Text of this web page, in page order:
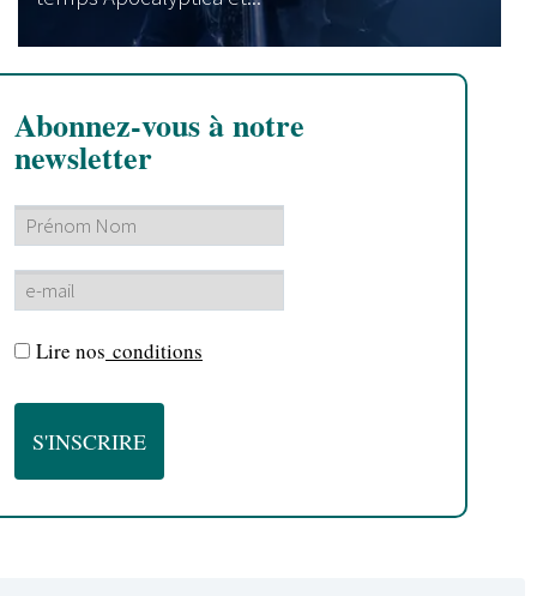
Abonnez-vous à notre
newsletter
Lire nos conditions